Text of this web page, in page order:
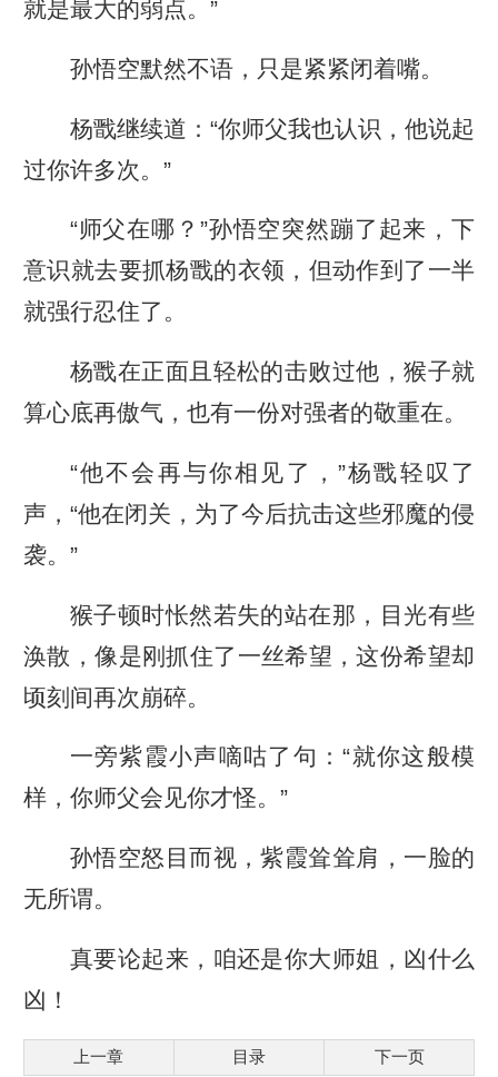
就是最大的弱点。”
孙悟空默然不语，只是紧紧闭着嘴。
杨戬继续道：“你师父我也认识，他说起
过你许多次。”
“师父在哪？”孙悟空突然蹦了起来，下
意识就去要抓杨戬的衣领，但动作到了一半
就强行忍住了。
杨戬在正面且轻松的击败过他，猴子就
算心底再傲气，也有一份对强者的敬重在。
“他不会再与你相见了，”杨戬轻叹了
声，“他在闭关，为了今后抗击这些邪魔的侵
袭。”
猴子顿时怅然若失的站在那，目光有些
涣散，像是刚抓住了一丝希望，这份希望却
顷刻间再次崩碎。
一旁紫霞小声嘀咕了句：“就你这般模
样，你师父会见你才怪。”
孙悟空怒目而视，紫霞耸耸肩，一脸的
无所谓。
真要论起来，咱还是你大师姐，凶什么
凶！
上一章 目录 下一页